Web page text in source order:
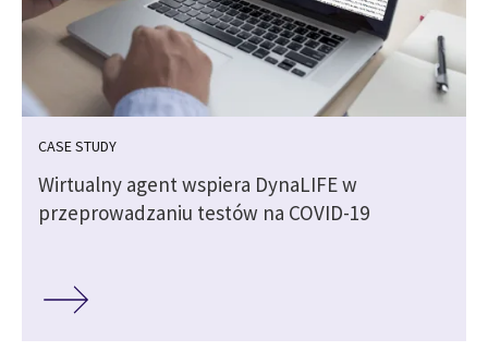
CASE STUDY
Wirtualny agent wspiera DynaLIFE w
przeprowadzaniu testów na COVID-19